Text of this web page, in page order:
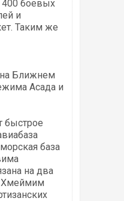
400 боевых
и
Таким же
Ближнем
Асада и
быстрое
база
на два
Хмеймим